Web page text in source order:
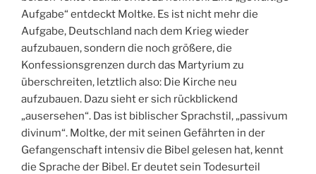
Aufgabe“ entdeckt Moltke. Es ist nicht mehr die
Aufgabe, Deutschland nach dem Krieg wieder
aufzubauen, sondern die noch größere, die
Konfessionsgrenzen durch das Martyrium zu
überschreiten, letztlich also: Die Kirche neu
aufzubauen. Dazu sieht er sich rückblickend
„ausersehen“. Das ist biblischer Sprachstil, „passivum
divinum“. Moltke, der mit seinen Gefährten in der
Gefangenschaft intensiv die Bibel gelesen hat, kennt
die Sprache der Bibel. Er deutet sein Todesurteil